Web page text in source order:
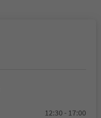
12:30 - 17:00